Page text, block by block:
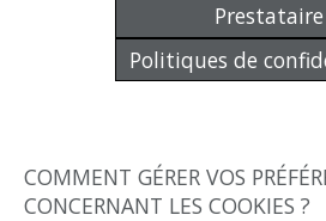
Prestataire
Politiques de
COMMENT GÉRER VOS
CONCERNANT LES COOKIES ?